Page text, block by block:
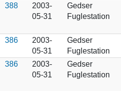
388
2003-
05-31
Gedser
Fuglestation
386
2003-
05-31
Gedser
Fuglestation
386
2003-
05-31
Gedser
Fuglestation